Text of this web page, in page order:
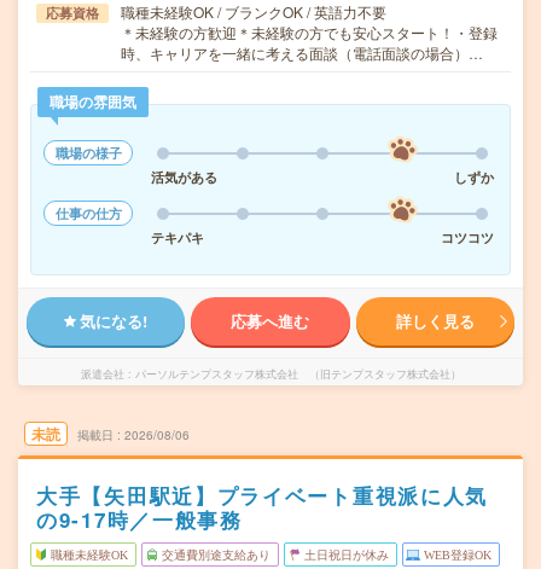
応募資格
職種未経験OK / ブランクOK / 英語力不要
＊未経験の方歓迎＊未経験の方でも安心スタート！・登録
時、キャリアを一緒に考える面談（電話面談の場合）…
職場の雰囲気
職場の様子
活気がある
しずか
仕事の仕方
テキパキ
コツコツ
気になる! 応募へ進む 詳しく見る
派遣会社 パーソルテンプスタッフ株式会社 （旧テンプスタッフ株式会社）
未読 掲載日 2026/08/06
大手【矢田駅近】プライベート重視派に人気
の9-17時／一般事務
職種未経験OK 交通費別途支給あり 土日祝日が休み WEB登録OK